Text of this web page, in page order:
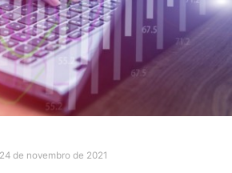
24 de novembro de 2021